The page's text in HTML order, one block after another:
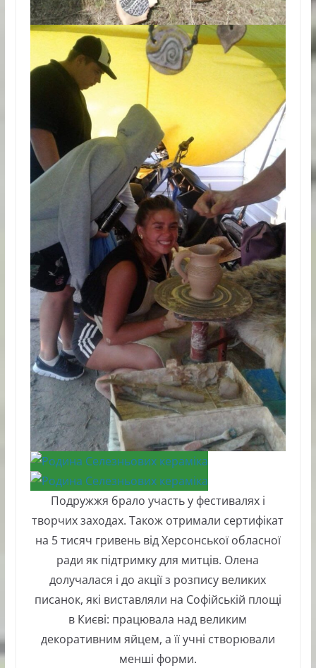
Подружжя брало участь у фестивалях і
творчих заходах. Також отримали сертифікат
на 5 тисяч гривень від Херсонської обласної
ради як підтримку для митців. Олена
долучалася і до акції з розпису великих
писанок, які виставляли на Софійській площі
в Києві: працювала над великим
декоративним яйцем, а її учні створювали
менші форми.